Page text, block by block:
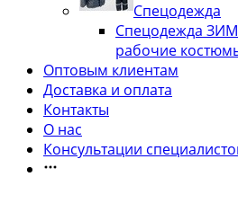
Спецодежда
Спецодежда
рабочие
Оптовым клиентам
Доставка и оплата
Контакты
О нас
Консультации